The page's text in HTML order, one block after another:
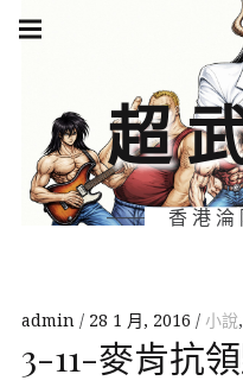
Skip
超
香港淪
navigation
admin 28 1 月, 2016 小說,
3-11-麥肯抗